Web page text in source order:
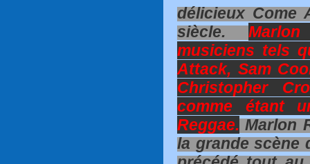
délicieux Come
siècle.
musiciens tels
Attack, Sam
Christopher
comme étant
Reggae.Marlon
la grande scène